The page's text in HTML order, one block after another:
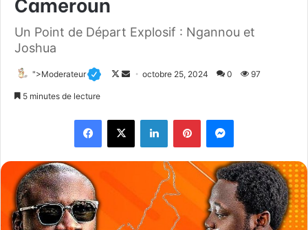
Un Point de Départ Explosif : Ngannou et
Joshua
">Moderateur
F
o
E
o
octobre 25, 2024 0 97
5 minutes de lecture